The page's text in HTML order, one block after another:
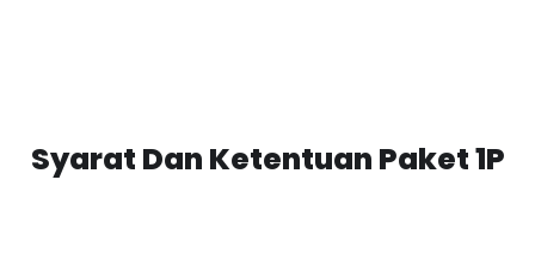
Syarat Dan Ketentuan Paket 1P